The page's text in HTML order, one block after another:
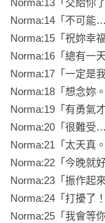
Norma:13「交給你了
Norma:14「不可能…
Norma:15「祝妳幸
Norma:16「總有一
Norma:17「一定是
Norma:18「想念妳。
Norma:19「有勇氣
Norma:20「很難受…
Norma:21「太天真。
Norma:22「今晚就
Norma:23「振作起
Norma:24「打擾了！
Norma:25「我會等